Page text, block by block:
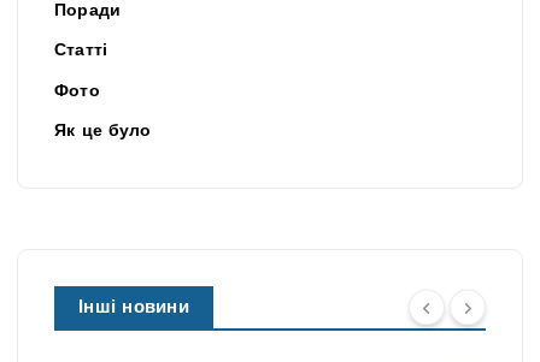
Поради
Статті
Фото
Як це було
Інші новини